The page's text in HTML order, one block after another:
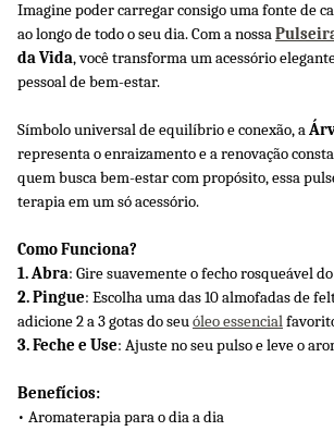
Imagine poder carregar consigo uma fonte de
ao longo de todo o seu dia. Com a nossa
da Vida, você transforma um acessório
pessoal de bem-estar.
Símbolo universal de equilíbrio e conexão, a
representa o enraizamento e a renovação
quem busca bem-estar com propósito, essa
terapia em um só acessório.
Como Funciona?
1. Abra: Gire suavemente o fecho rosqueável
2. Pingue: Escolha uma das 10 almofadas de
adicione 2 a 3 gotas do seu óleo essencial
3. Feche e Use: Ajuste no seu pulso e leve o
Benefícios:
• Aromaterapia para o dia a dia